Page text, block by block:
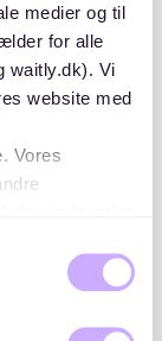
medier og til
for alle
waitly.dk). Vi
website med
Vores
vores
af én blok
og otte
S.
bænke og